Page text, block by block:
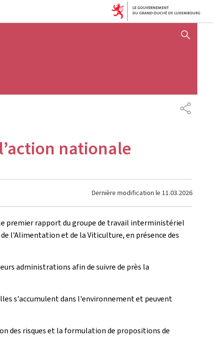
AFFICHER / MASQUER
nationale
Dernière modification le 11.03.2026
premier rapport du groupe de travail interministériel
l'Alimentation et de la Viticulture, en présence des
administrations afin de suivre de près la
s'accumulent dans l'environnement et peuvent
des risques et la formulation de propositions de